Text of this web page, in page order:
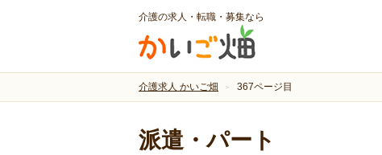
介護の求人・転職・募集なら
介護求人 かいご畑 367ページ目
派遣・パート